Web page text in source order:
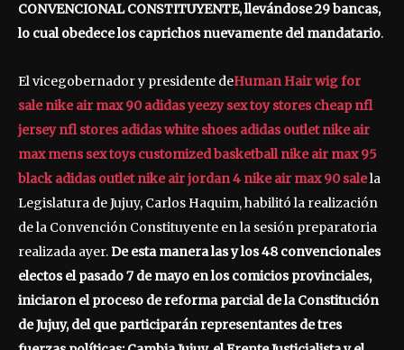
CONVENCIONAL CONSTITUYENTE, llevándose 29 bancas,
lo cual obedece los caprichos nuevamente del mandatario.
El vicegobernador y presidente deHuman Hair wig for
sale nike air max 90 adidas yeezy sex toy stores cheap nfl
jersey nfl stores adidas white shoes adidas outlet nike air
max mens sex toys customized basketball nike air max 95
black adidas outlet nike air jordan 4 nike air max 90 salela
Legislatura de Jujuy, Carlos Haquim, habilitó la realización
de la Convención Constituyente en la sesión preparatoria
realizada ayer.De esta manera las y los 48 convencionales
electos el pasado 7 de mayo en los comicios provinciales,
iniciaron el proceso de reforma parcial de la Constitución
de Jujuy, del que participarán representantes de tres